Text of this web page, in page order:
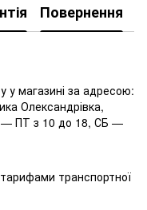
Повернення
у магазині за адресою:
Олександрівка,
— ПТ з 10 до 18, СБ —
транспортної